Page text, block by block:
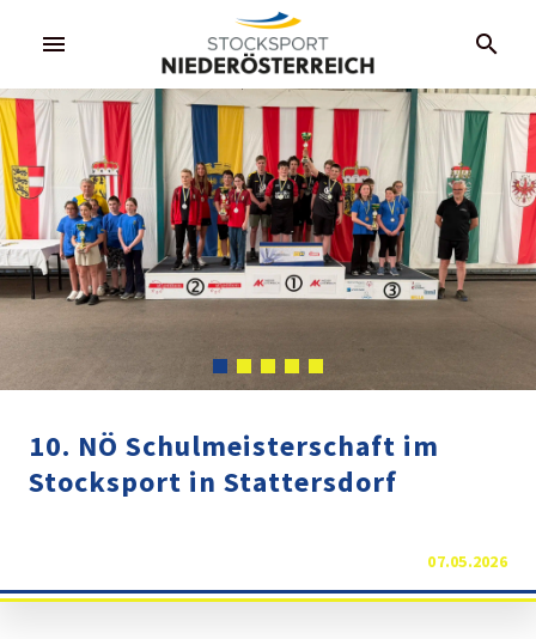
menu search
10. NÖ Schulmeisterschaft im
Stocksport in Stattersdorf
07.05.2026